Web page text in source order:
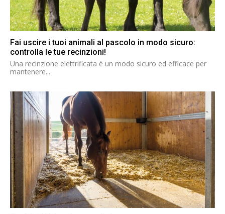
Fai uscire i tuoi animali al pascolo in modo sicuro:
controlla le tue recinzioni!
Una recinzione elettrificata è un modo sicuro ed efficace per
mantenere...